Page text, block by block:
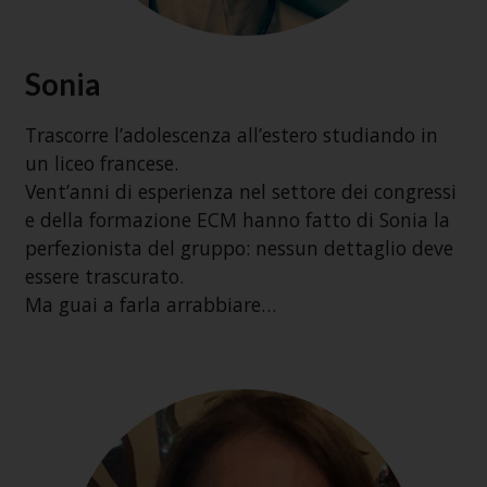
Sonia
Trascorre l’adolescenza all’estero studiando in
un liceo francese.
Vent’anni di esperienza nel settore dei congressi
e della formazione ECM hanno fatto di Sonia la
perfezionista del gruppo: nessun dettaglio deve
essere trascurato.
Ma guai a farla arrabbiare…